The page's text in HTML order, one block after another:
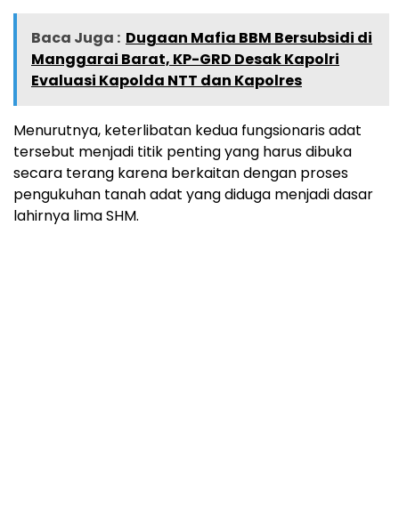
Baca Juga : Dugaan Mafia BBM Bersubsidi di
Manggarai Barat, KP-GRD Desak Kapolri
Evaluasi Kapolda NTT dan Kapolres
Menurutnya, keterlibatan kedua fungsionaris adat
tersebut menjadi titik penting yang harus dibuka
secara terang karena berkaitan dengan proses
pengukuhan tanah adat yang diduga menjadi dasar
lahirnya lima SHM.